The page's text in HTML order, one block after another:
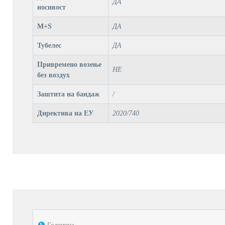
носивост
ДА
M+S ДА
Тубелес ДА
Привремено возење
без воздух
НЕ
Заштита на бандаж /
Директива на ЕУ 2020/740